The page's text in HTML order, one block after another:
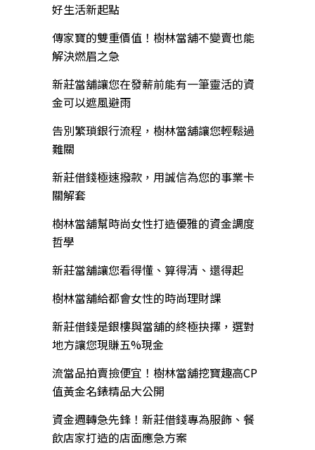
好生活新起點
傳家寶的雙重價值！樹林當舖不變賣也能
解決燃眉之急
新莊當舖讓您在發薪前能有一筆靈活的資
金可以遮風避雨
告別繁瑣銀行流程，樹林當舖讓您輕鬆過
難關
新莊借錢極速撥款，用誠信為您的事業卡
關解套
樹林當舖幫時尚女性打造優雅的資金調度
哲學
新莊當舖讓您看得懂、算得清、還得起
樹林當舖給都會女性的時尚理財課
新莊借錢是銀樓與當舖的終極抉擇，選對
地方讓您現賺五%現金
流當品拍賣撿便宜！樹林當舖挖寶趣高CP
值黃金名錶精品大公開
資金週轉急先鋒！新莊借錢專為服飾、餐
飲店家打造的店面應急方案